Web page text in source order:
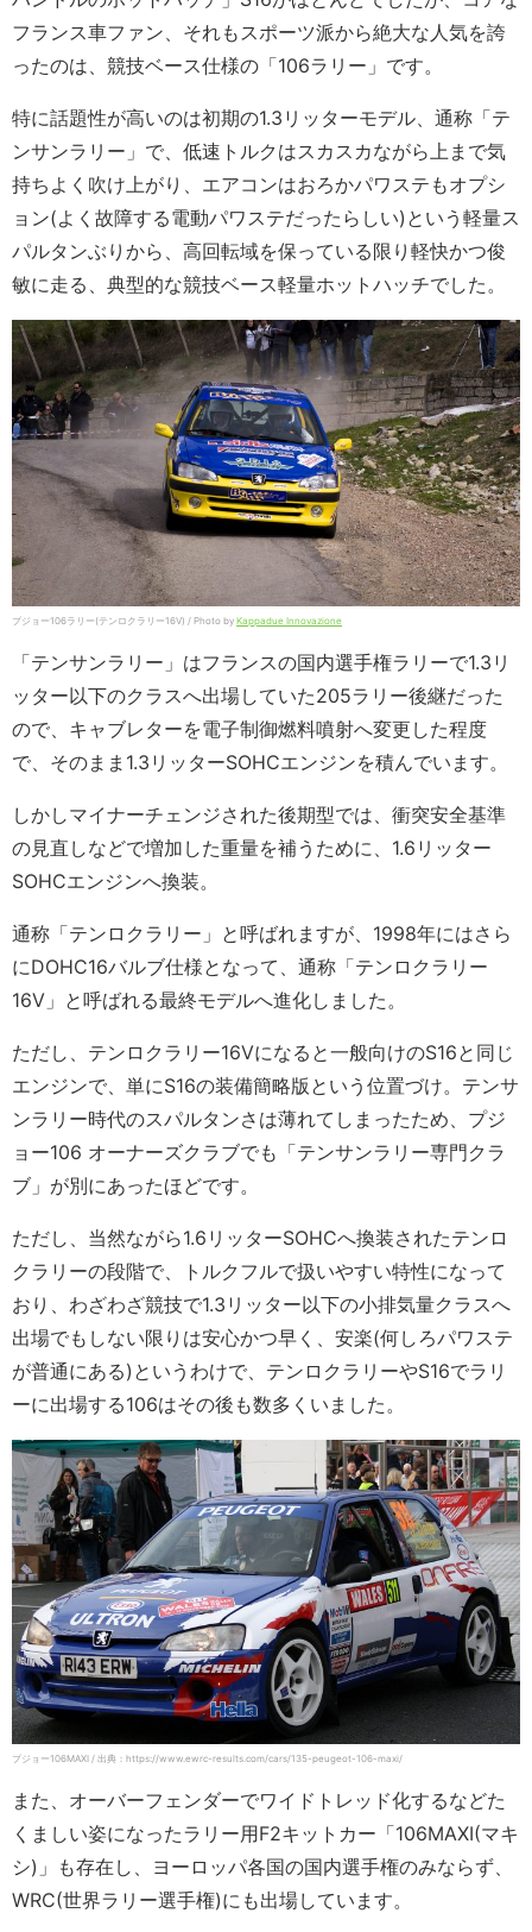
フランス車ファン、それもスポーツ派から絶大な人気を誇
ったのは、競技ベース仕様の「106ラリー」です。
特に話題性が高いのは初期の1.3リッターモデル、通称「テ
ンサンラリー」で、低速トルクはスカスカながら上まで気
持ちよく吹け上がり、エアコンはおろかパワステもオプシ
ョン(よく故障する電動パワステだったらしい)という軽量ス
パルタンぶりから、高回転域を保っている限り軽快かつ俊
敏に走る、典型的な競技ベース軽量ホットハッチでした。
プジョー106ラリー(テンロクラリー16V) / Photo by Kappadue Innovazione
「テンサンラリー」はフランスの国内選手権ラリーで1.3リ
ッター以下のクラスへ出場していた205ラリー後継だった
ので、キャブレターを電子制御燃料噴射へ変更した程度
で、そのまま1.3リッターSOHCエンジンを積んでいます。
しかしマイナーチェンジされた後期型では、衝突安全基準
の見直しなどで増加した重量を補うために、1.6リッター
SOHCエンジンへ換装。
通称「テンロクラリー」と呼ばれますが、1998年にはさら
にDOHC16バルブ仕様となって、通称「テンロクラリー
16V」と呼ばれる最終モデルへ進化しました。
ただし、テンロクラリー16Vになると一般向けのS16と同じ
エンジンで、単にS16の装備簡略版という位置づけ。テンサ
ンラリー時代のスパルタンさは薄れてしまったため、プジ
ョー106 オーナーズクラブでも「テンサンラリー専門クラ
ブ」が別にあったほどです。
ただし、当然ながら1.6リッターSOHCへ換装されたテンロ
クラリーの段階で、トルクフルで扱いやすい特性になって
おり、わざわざ競技で1.3リッター以下の小排気量クラスへ
出場でもしない限りは安心かつ早く、安楽(何しろパワステ
が普通にある)というわけで、テンロクラリーやS16でラリ
ーに出場する106はその後も数多くいました。
プジョー106MAXI / 出典：https://www.ewrc-results.com/cars/135-peugeot-106-maxi/
また、オーバーフェンダーでワイドトレッド化するなどた
くましい姿になったラリー用F2キットカー「106MAXI(マキ
シ)」も存在し、ヨーロッパ各国の国内選手権のみならず、
WRC(世界ラリー選手権)にも出場しています。